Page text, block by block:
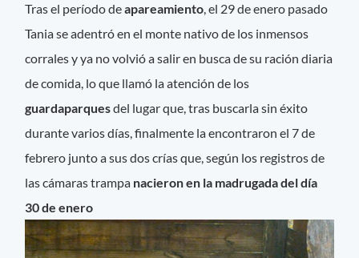
Tras el período deapareamiento, el 29 de enero pasado
Tania se adentró en el monte nativo de los inmensos
corrales y ya no volvió a salir en busca de su ración diaria
de comida, lo que llamó la atención de los
guardaparquesdel lugar que, tras buscarla sin éxito
durante varios días, finalmente la encontraron el 7 de
febrero junto a sus dos crías que, según los registros de
las cámaras trampa nacieron en la madrugada del día
30 de enero